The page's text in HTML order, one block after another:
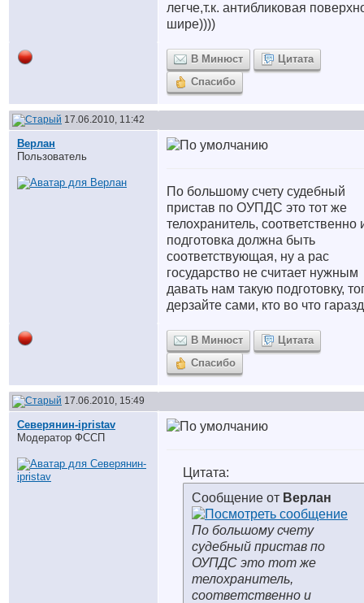
легче,т.к. антибликовая
шире))))
В Минюст
Цитата
Спасибо
17.06.2010, 11:42
Верлан
Пользователь
По большому счету судебный
пристав по ОУПДС это тот же
телохранитель, соответственно
подготовка должна быть
соответствующая, ну а рас
государство не считает нужным
давать нам такую подготовку,
дерзайте сами, кто во что
В Минюст
Цитата
Спасибо
17.06.2010, 15:49
Северянин-ipristav
Модератор ФССП
Цитата:
Сообщение от Верлан
По большому счету
судебный пристав по
ОУПДС это тот же
телохранитель,
соответственно и